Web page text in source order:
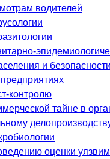
водителей
и
контролю
тайне в
оценки